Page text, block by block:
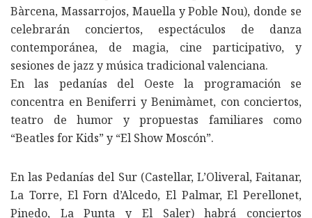
Bàrcena, Massarrojos, Mauella y Poble Nou), donde se
celebrarán conciertos, espectáculos de danza
contemporánea, de magia, cine participativo, y
sesiones de jazz y música tradicional valenciana.
En las pedanías del Oeste la programación se
concentra en Beniferri y Benimàmet, con conciertos,
teatro de humor y propuestas familiares como
“Beatles for Kids” y “El Show Moscón”.
En las Pedanías del Sur (Castellar, L’Oliveral, Faitanar,
La Torre, El Forn d’Alcedo, El Palmar, El Perellonet,
Pinedo, La Punta y El Saler) habrá conciertos